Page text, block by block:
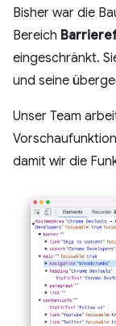
Bisher war die
Bereich
eingeschränkt.
und seine
Unser Team
damit wir die